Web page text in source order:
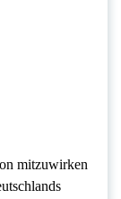
mitzuwirken